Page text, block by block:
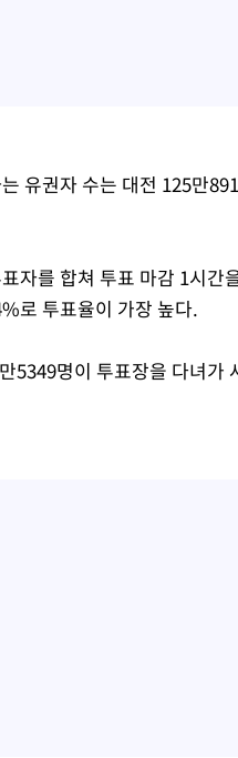
유권자 수는 대전 125만
자를 합쳐 투표 마감 1시
로 투표율이 가장 높다.
5349명이 투표장을 다녀